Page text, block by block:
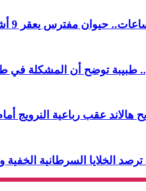
مفترس يعقر 9 أشخاص في قرية مصرية
طبيبة توضح أن المشكلة في
عقب رباعية النرويج
ترصد الخلايا السرطانية